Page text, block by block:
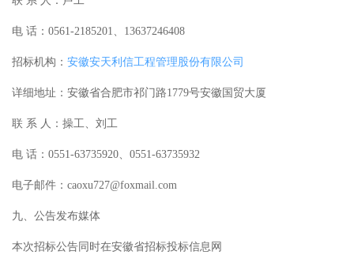
电 话：0561-2185201、13637246408
招标机构： 安徽安天利信工程管理股份有限公司
详细地址：安徽省合肥市祁门路1779号安徽国贸大厦
联 系 人：操工、刘工
电 话：0551-63735920、0551-63735932
电子邮件：caoxu727@foxmail.com
九、公告发布媒体
本次招标公告同时在安徽省招标投标信息网